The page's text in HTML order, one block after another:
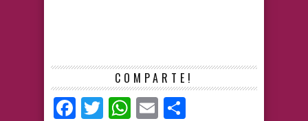
COMPARTE!
Facebook
TwitterWhatsApp
Email